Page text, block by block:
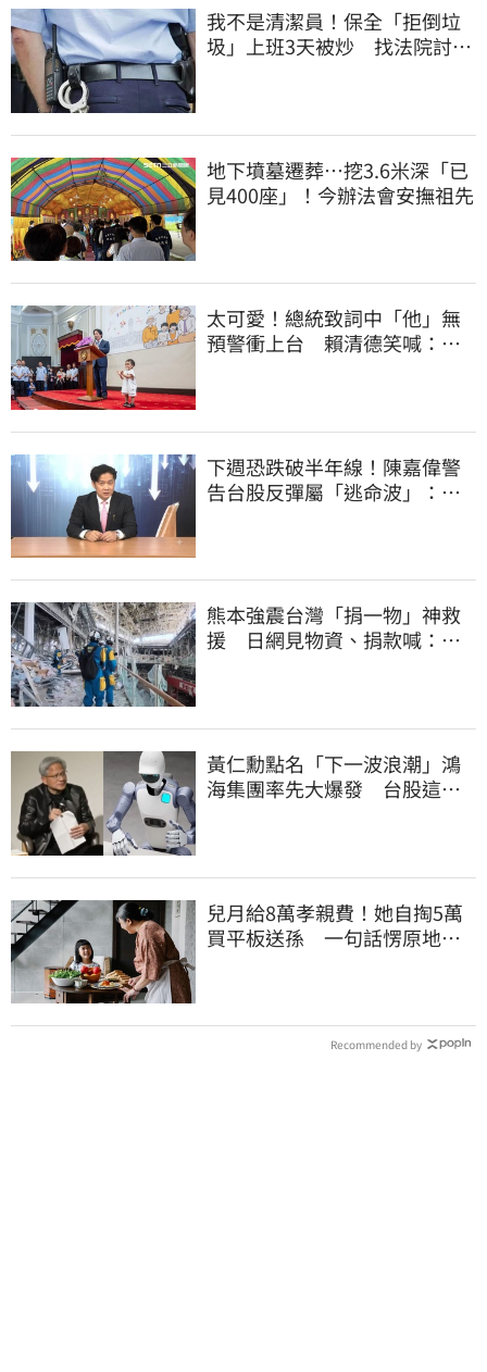
我不是清潔員！保全「拒倒垃
圾」上班3天被炒 找法院討公
地下墳墓遷葬…挖3.6米深「已
見400座」！今辦法會安撫祖先
太可愛！總統致詞中「他」無
預警衝上台 賴清德笑喊：卸
下週恐跌破半年線！陳嘉偉警
告台股反彈屬「逃命波」：空
熊本強震台灣「捐一物」神救
援 日網見物資、捐款喊：給
黃仁勳點名「下一波浪潮」鴻
海集團率先大爆發 台股這族
兒月給8萬孝親費！她自掏5萬
買平板送孫 一句話愣原地
Recommended by